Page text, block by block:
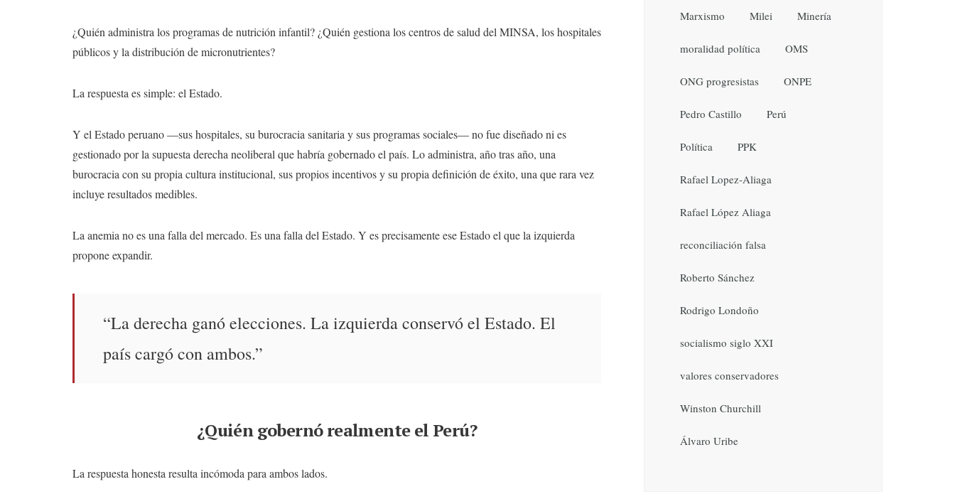
¿Quién administra los programas de nutrición infantil? ¿Quién gestiona los centros de salud del MINSA, los hospitales
públicos y la distribución de micronutrientes?
La respuesta es simple: el Estado.
Y el Estado peruano —sus hospitales, su burocracia sanitaria y sus programas sociales— no fue diseñado ni es
gestionado por la supuesta derecha neoliberal que habría gobernado el país. Lo administra, año tras año, una
burocracia con su propia cultura institucional, sus propios incentivos y su propia definición de éxito, una que rara vez
incluye resultados medibles.
La anemia no es una falla del mercado. Es una falla del Estado. Y es precisamente ese Estado el que la izquierda
propone expandir.
“La derecha ganó elecciones. La izquierda conservó el Estado. El
país cargó con ambos.”
¿Quién gobernó realmente el Perú?
La respuesta honesta resulta incómoda para ambos lados.
Marxismo Milei Minería
moralidad política OMS
ONG progresistas ONPE
Pedro Castillo Perú
Política PPK
Rafael Lopez-Aliaga
Rafael López Aliaga
reconciliación falsa
Roberto Sánchez
Rodrigo Londoño
socialismo siglo XXI
valores conservadores
Winston Churchill
Álvaro Uribe